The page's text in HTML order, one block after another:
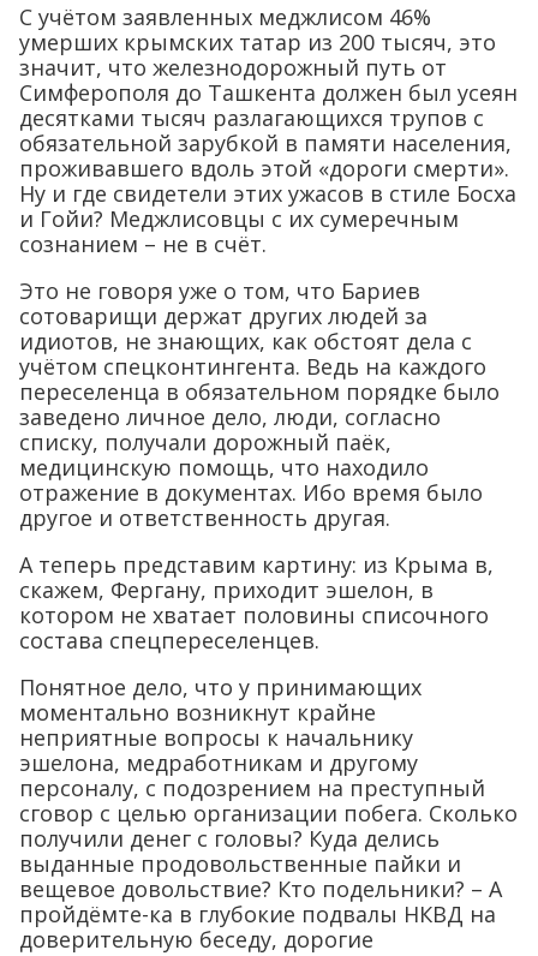
С учётом заявленных меджлисом 46%
умерших крымских татар из 200 тысяч, это
значит, что железнодорожный путь от
Симферополя до Ташкента должен был усеян
десятками тысяч разлагающихся трупов с
обязательной зарубкой в памяти населения,
проживавшего вдоль этой «дороги смерти».
Ну и где свидетели этих ужасов в стиле Босха
и Гойи? Меджлисовцы с их сумеречным
сознанием – не в счёт.
Это не говоря уже о том, что Бариев
сотоварищи держат других людей за
идиотов, не знающих, как обстоят дела с
учётом спецконтингента. Ведь на каждого
переселенца в обязательном порядке было
заведено личное дело, люди, согласно
списку, получали дорожный паёк,
медицинскую помощь, что находило
отражение в документах. Ибо время было
другое и ответственность другая.
А теперь представим картину: из Крыма в,
скажем, Фергану, приходит эшелон, в
котором не хватает половины списочного
состава спецпереселенцев.
Понятное дело, что у принимающих
моментально возникнут крайне
неприятные вопросы к начальнику
эшелона, медработникам и другому
персоналу, с подозрением на преступный
сговор с целью организации побега. Сколько
получили денег с головы? Куда делись
выданные продовольственные пайки и
вещевое довольствие? Кто подельники? – А
пройдёмте-ка в глубокие подвалы НКВД на
доверительную беседу, дорогие